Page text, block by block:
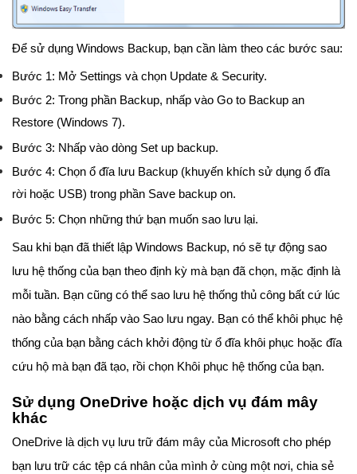
Để sử dụng Windows Backup, bạn cần làm theo các bước sau:
Bước 1: Mở Settings và chọn Update & Security.
Bước 2: Trong phần Backup, nhấp vào Go to Backup an
Restore (Windows 7).
Bước 3: Nhấp vào dòng Set up backup.
Bước 4: Chọn ổ đĩa lưu Backup (khuyến khích sử dụng ổ đĩa
rời hoặc USB) trong phần Save backup on.
Bước 5: Chọn những thứ bạn muốn sao lưu lại.
Sau khi bạn đã thiết lập Windows Backup, nó sẽ tự động sao
lưu hệ thống của bạn theo định kỳ mà bạn đã chọn, mặc định là
mỗi tuần. Bạn cũng có thể sao lưu hệ thống thủ công bất cứ lúc
nào bằng cách nhấp vào Sao lưu ngay. Bạn có thể khôi phục hệ
thống của bạn bằng cách khởi động từ ổ đĩa khôi phục hoặc đĩa
cứu hộ mà bạn đã tạo, rồi chọn Khôi phục hệ thống của bạn.
Sử dụng OneDrive hoặc dịch vụ đám mây
khác
OneDrive là dịch vụ lưu trữ đám mây của Microsoft cho phép
bạn lưu trữ các tệp cá nhân của mình ở cùng một nơi, chia sẻ